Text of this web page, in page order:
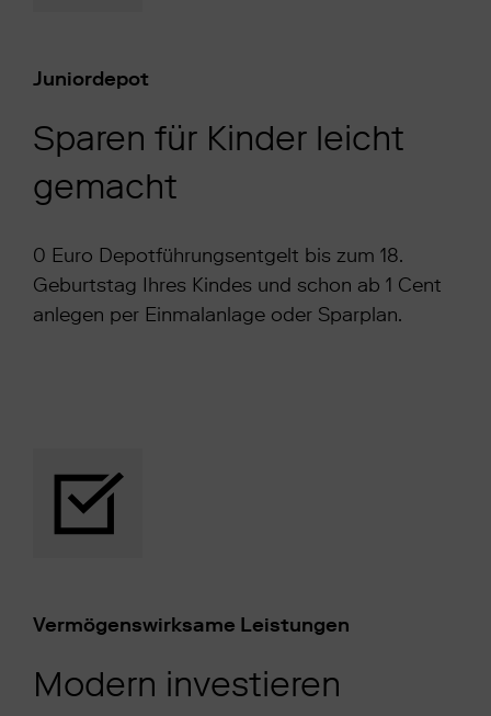
Juniordepot
Sparen für Kinder leicht
gemacht
0 Euro Depotführungsentgelt bis zum 18.
Geburtstag Ihres Kindes und schon ab 1 Cent
anlegen per Einmalanlage oder Sparplan.
Vermögenswirksame Leistungen
Modern investieren